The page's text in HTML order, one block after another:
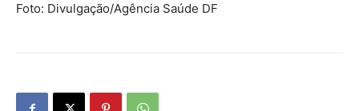
Foto: Divulgação/Agência Saúde DF